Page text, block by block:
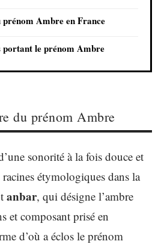
Ambre en France
portant le prénom Ambre
du prénom Ambre
sonorité à la fois douce et
racines étymologiques dans la
anbar, qui désigne l’ambre
et composant prisé en
d’où a éclos le prénom